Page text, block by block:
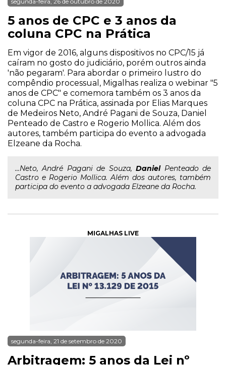
5 anos de CPC e 3 anos da
coluna CPC na Prática
Em vigor de 2016, alguns dispositivos no CPC/15 já
caíram no gosto do judiciário, porém outros ainda
'não pegaram'. Para abordar o primeiro lustro do
compêndio processual, Migalhas realiza o webinar "5
anos de CPC" e comemora também os 3 anos da
coluna CPC na Prática, assinada por Elias Marques
de Medeiros Neto, André Pagani de Souza, Daniel
Penteado de Castro e Rogerio Mollica. Além dos
autores, também participa do evento a advogada
Elzeane da Rocha.
...Neto, André Pagani de Souza,DanielPenteado de
Castro e Rogerio Mollica. Além dos autores, também
participa do evento a advogada Elzeane da Rocha.
MIGALHAS LIVE
segunda-feira, 21 de setembro de 2020
Arbitragem: 5 anos da Lei nº